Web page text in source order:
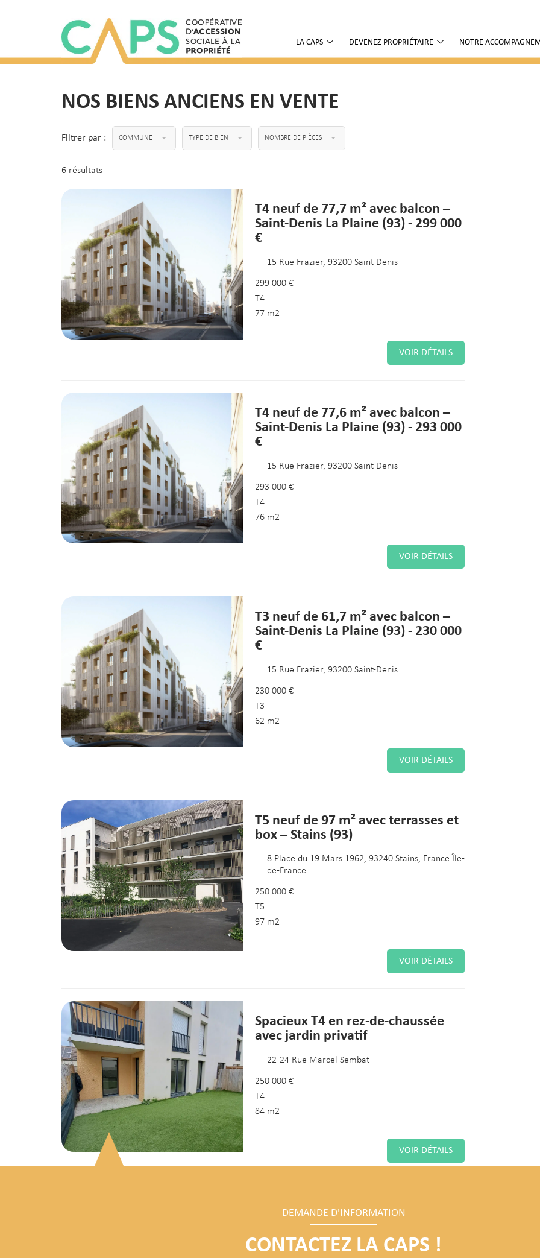
LA CAPS DEVENEZ PROPRIÉTAIRE NOTRE
NOS BIENS ANCIENS EN VENTE
Filtrer par : COMMUNE TYPE DE BIEN NOMBRE DE PIÈCES
6 résultats
T4 neuf de 77,7 m² avec balcon –
Saint-Denis La Plaine (93) - 299 000
€
15 Rue Frazier, 93200 Saint-Denis
299 000 €
T4
77 m2
VOIR DÉTAILS
T4 neuf de 77,6 m² avec balcon –
Saint-Denis La Plaine (93) - 293 000
€
15 Rue Frazier, 93200 Saint-Denis
293 000 €
T4
76 m2
VOIR DÉTAILS
T3 neuf de 61,7 m² avec balcon –
Saint-Denis La Plaine (93) - 230 000
€
15 Rue Frazier, 93200 Saint-Denis
230 000 €
T3
62 m2
VOIR DÉTAILS
T5 neuf de 97 m² avec terrasses et
box – Stains (93)
8 Place du 19 Mars 1962, 93240 Stains, France Île-
de-France
250 000 €
T5
97 m2
VOIR DÉTAILS
Spacieux T4 en rez-de-chaussée
avec jardin privatif
22-24 Rue Marcel Sembat
250 000 €
T4
84 m2
VOIR DÉTAILS
La Plaine Saint-Denis - Logement
de type 3 - 58m² - 260 000€
62 avenue George Sand
DEMANDE D'INFORMATION
CONTACTEZ LA CAPS !